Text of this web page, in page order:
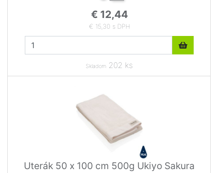
€ 12,44
€ 15,30 s DPH
Skladom 202 ks
Uterák 50 x 100 cm 500g Ukiyo Sakura